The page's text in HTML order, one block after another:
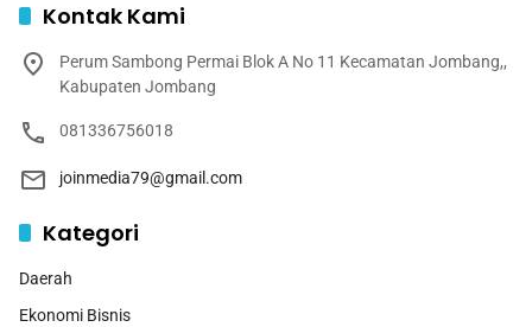
Kontak Kami
Perum Sambong Permai Blok A No 11 Kecamatan Jombang,,
Kabupaten Jombang
081336756018
joinmedia79@gmail.com
Kategori
Daerah
Ekonomi Bisnis